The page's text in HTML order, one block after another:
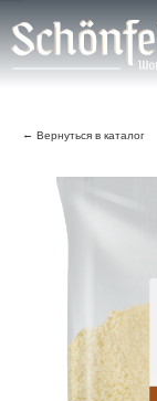
КОНТАКТЫ
Вернуться в каталог